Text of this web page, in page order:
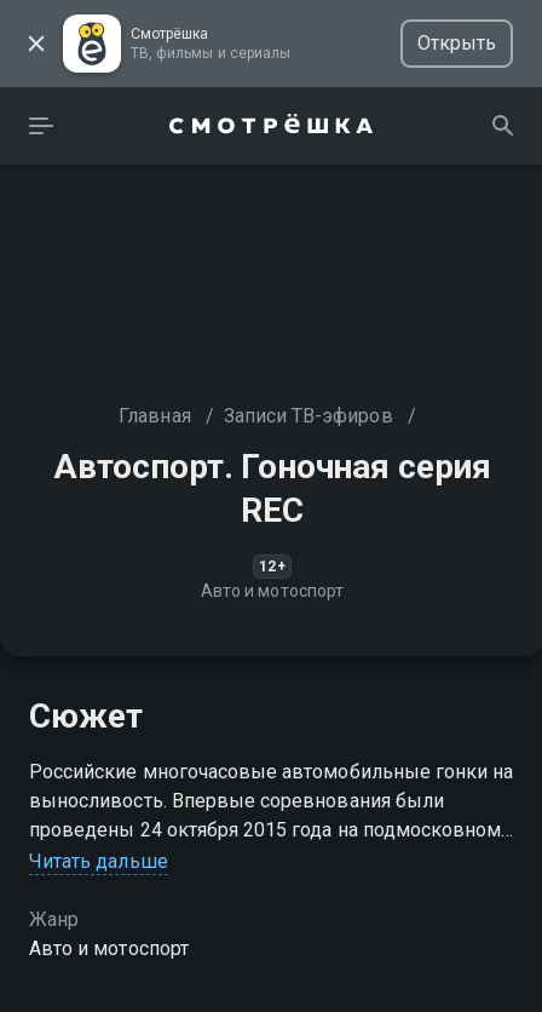
Смотрёшка
ТВ, фильмы и сериалы
Открыть
Главная / Записи ТВ-эфиров /
Автоспорт. Гоночная серия
REC
12+
Авто и мотоспорт
Сюжет
Российские многочасовые автомобильные гонки на
выносливость. Впервые соревнования были
проведены 24 октября 2015 года на подмосковном
автодроме Moscow Raceway
Читать дальше
Жанр
Авто и мотоспорт